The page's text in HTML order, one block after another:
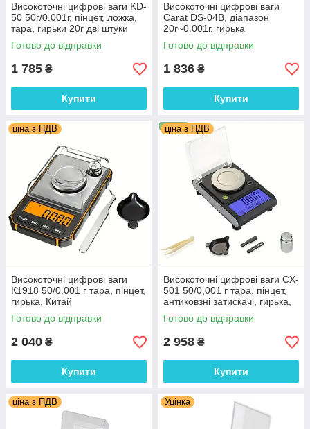
Високоточні цифрові ваги KD-
50 50г/0.001г, пінцет, ложка,
тара, гирьки 20г дві штуки
Готово до відправки
1 785 ₴
Купити
Високоточні цифрові ваги
Carat DS-04B, діапазон
20г~0.001г, гирька
калібрувальна, пінцет, тара,
чохол шкіряний
Готово до відправки
1 836 ₴
Купити
ціна з ПДВ
Високоточні цифрові ваги
К1918 50/0.001 г тара, пінцет,
гирька, Китай
Готово до відправки
2 040 ₴
Купити
ціна з ПДВ
Високоточні цифрові ваги CX-
501 50/0,001 г тара, пінцет,
антиковзні затискачі, гирька,
живлення від мережі і
батарейок, Китай
Готово до відправки
2 958 ₴
Купити
ціна з ПДВ Уцінка